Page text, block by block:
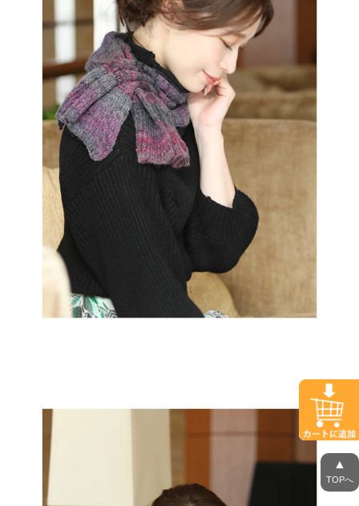
▲
TOPへ